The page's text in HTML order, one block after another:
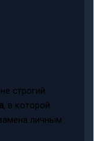
строгий
, в которой
личным